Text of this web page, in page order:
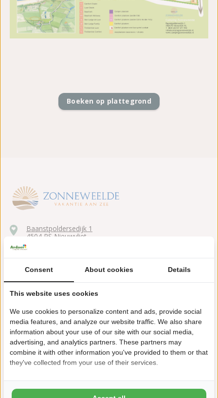
Boeken op plattegrond
Baanstpoldersedijk 1
4504 PS Nieuwvliet
zonneweelde@ardoer.com
Brochure Zonneweelde
Consent About cookies Details
This website uses cookies
We use cookies to personalize content and ads, provide social
media features, and analyze our website traffic. We also share
information about your use of our site with our social media,
advertising, and analytics partners. These partners may
combine it with other information you've provided to them or that
they've collected from your use of their services.